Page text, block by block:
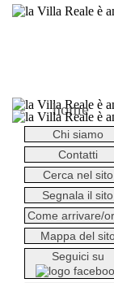
home
Chi siamo
Contatti
Cerca nel sito
Segnala il sito
Come arrivare/
Mappa del
Seguici su